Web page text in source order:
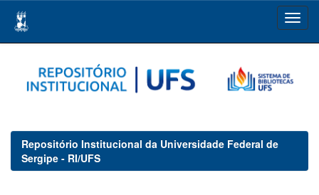
navigation
Repositório Institucional da Universidade Federal de
Sergipe - RI/UFS